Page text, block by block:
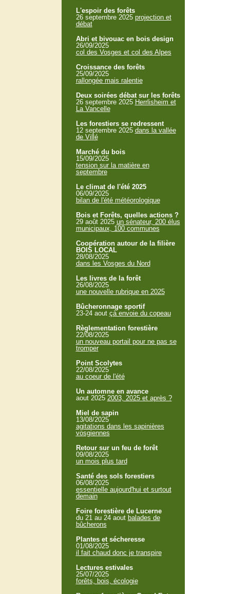
L'espoir des forêts
26 septembre 2025 projection et
débat
Abri et bivouac en bois design
26/09/2025
col des Vosges et col des Alpes
Croissance des forêts
25/09/2025
rallongée mais ralentie
Deux soirées débat sur les forêts
26 septembre 2025 Herrlisheim et
La Vancelle
Les forestiers se redressent
12 septembre 2025 dans la vallée
de Villé
Marché du bois
15/09/2025
tension sur la matière en
septembre
Le climat de l'été 2025
06/09/2025
bilan de l'été météorologique
Bois et Forêts, quelles actions ?
29 août 2025 un sénateur, 200 élus
municipaux, 100 communes
Coopération autour de la filière
BOIS LOCAL
28/08/2025
dans les Vosges du Nord
Les livres de la forêt
26/08/2025
une nouvelle rubrique en 2025
Bûcheronnage sportif
23-24 aout çà envoie du copeau
Règlementation forestière
22/08/2025
un nouveau portail pour ne pas se
tromper
Point Scolytes
22/08/2025
au coeur de l'été
Un automne en avance
aout 2025 2003, 2025 et après ?
Miel de sapin
13/08/2025
agitations dans les sapinières
vosgiennes
Retour sur un feu de forêt
09/08/2025
un mois plus tard
Santé des sols forestiers
06/08/2025
essentielle aujourd'hui et surtout
demain
Foire forestière de Lucerne
du 21 au 24 aout balades de
bûcherons
Plantes et sécheresse
01/08/2025
il fait chaud donc je transpire
Lectures estivales
25/07/2025
forêts, bois, écologie